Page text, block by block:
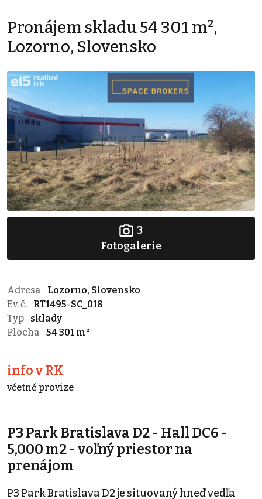
Pronájem skladu 54 301 m²,
Lozorno, Slovensko
3
Fotogalerie
Adresa
Lozorno, Slovensko
Ev. č.
RT1495-SC_018
Typ
sklady
Plocha
54 301 m²
info v RK
včetně provize
P3 Park Bratislava D2 - Hall DC6 -
5,000 m2 - voľný priestor na
prenájom
P3 Park Bratislava D2 je situovaný hneď vedľa